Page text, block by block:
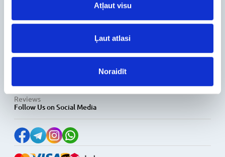
Atļaut visu
Ļaut atlasi
Noraidīt
FAQ
How's my order?
News
Reviews
Follow Us on Social Media